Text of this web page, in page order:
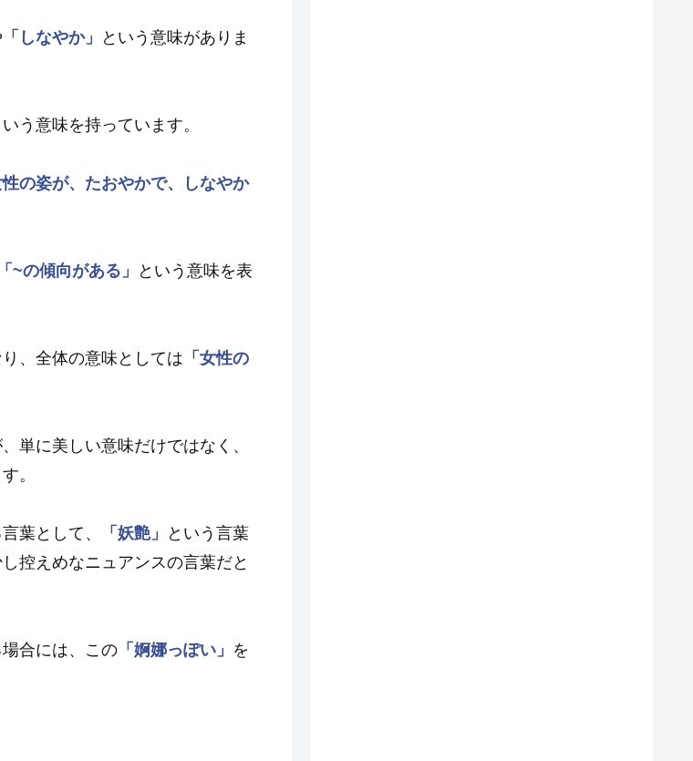
「しなやか」
という意味がありま
う意味を持っています。
性の姿が、たおやかで、しなやか
「~の傾向がある」
という意味を表
、全体の意味としては 「女性の
単に美しい意味だけではなく、
。
葉として、 「妖艶」
という言葉
控えめなニュアンスの言葉だと
合には、この 「婀娜っぽい」 を